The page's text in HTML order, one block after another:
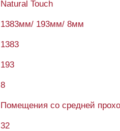
Natural Touch
1383мм/ 193мм/ 8мм
1383
193
8
Помещения со средней
32